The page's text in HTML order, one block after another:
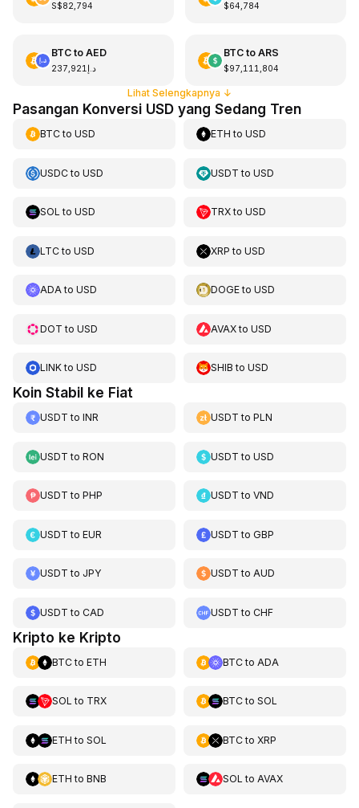
S$82,794 $64,784
BTCto AED
د.إ237,921
BTCto ARS
$97,111,804
Lihat Selengkapnya ↓
Pasangan Konversi USD yang Sedang Tren
BTCto USD ETH toUSD
USDCto USD USDT toUSD
SOL to USD TRXtoUSD
LTCto USD XRP toUSD
ADAto USD DOGEtoUSD
DOT to USD AVAXtoUSD
LINKto USD SHIB toUSD
Koin Stabil ke Fiat
USDT to INR USDT toPLN
USDT to RON USDT toUSD
USDT to PHP USDT toVND
USDT to EUR USDT toGBP
USDT to JPY USDT toAUD
USDT to CAD USDT toCHF
Kripto ke Kripto
BTCto ETH BTCto ADA
SOL to TRX BTCto SOL
ETH to SOL BTCto XRP
ETH to BNB SOL to AVAX